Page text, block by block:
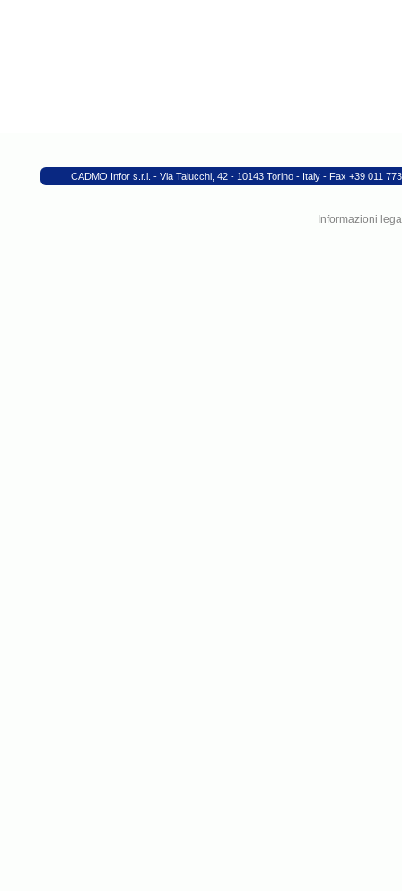
CADMO Infor s.r.l. - Via Talucchi, 42 - 10143 Torino - Italy - Fax +39 011
Informazioni